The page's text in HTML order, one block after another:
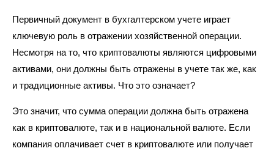
Первичный документ в бухгалтерском учете играет
ключевую роль в отражении хозяйственной операции.
Несмотря на то, что криптовалюты являются цифровыми
активами, они должны быть отражены в учете так же, как
и традиционные активы. Что это означает?
Это значит, что сумма операции должна быть отражена
как в криптовалюте, так и в национальной валюте. Если
компания оплачивает счет в криптовалюте или получает